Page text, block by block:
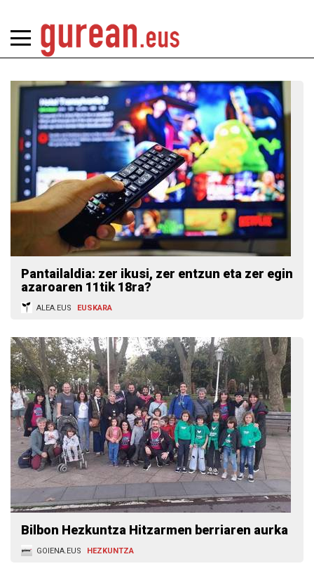
Pantailaldia: zer ikusi, zer entzun eta zer egin
azaroaren 11tik 18ra?
ALEA.EUS EUSKARA
Bilbon Hezkuntza Hitzarmen berriaren aurka
GOIENA.EUS HEZKUNTZA